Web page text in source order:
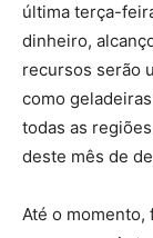
última terça-
dinheiro,
recursos serão
como
todas as
deste mês de
Até o momento,